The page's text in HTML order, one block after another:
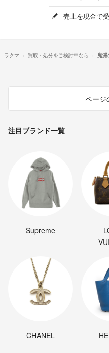
売上を現金で
ラクマ 買取・処分をご検討中なら 鬼滅
ページ
注目ブランド一覧
Supreme
CHANEL